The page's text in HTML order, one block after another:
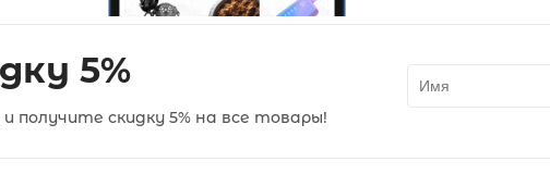
5%
получите скидку 5% на все товары!